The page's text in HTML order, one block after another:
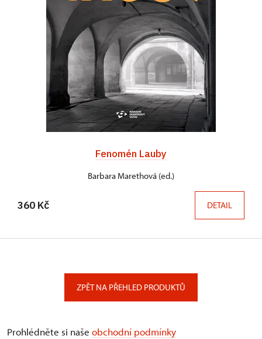
Fenomén Lauby
Barbara Marethová (ed.)
360 Kč DETAIL
ZPĚT NA PŘEHLED PRODUKTŮ
Prohlédněte si naše obchodní podmínky